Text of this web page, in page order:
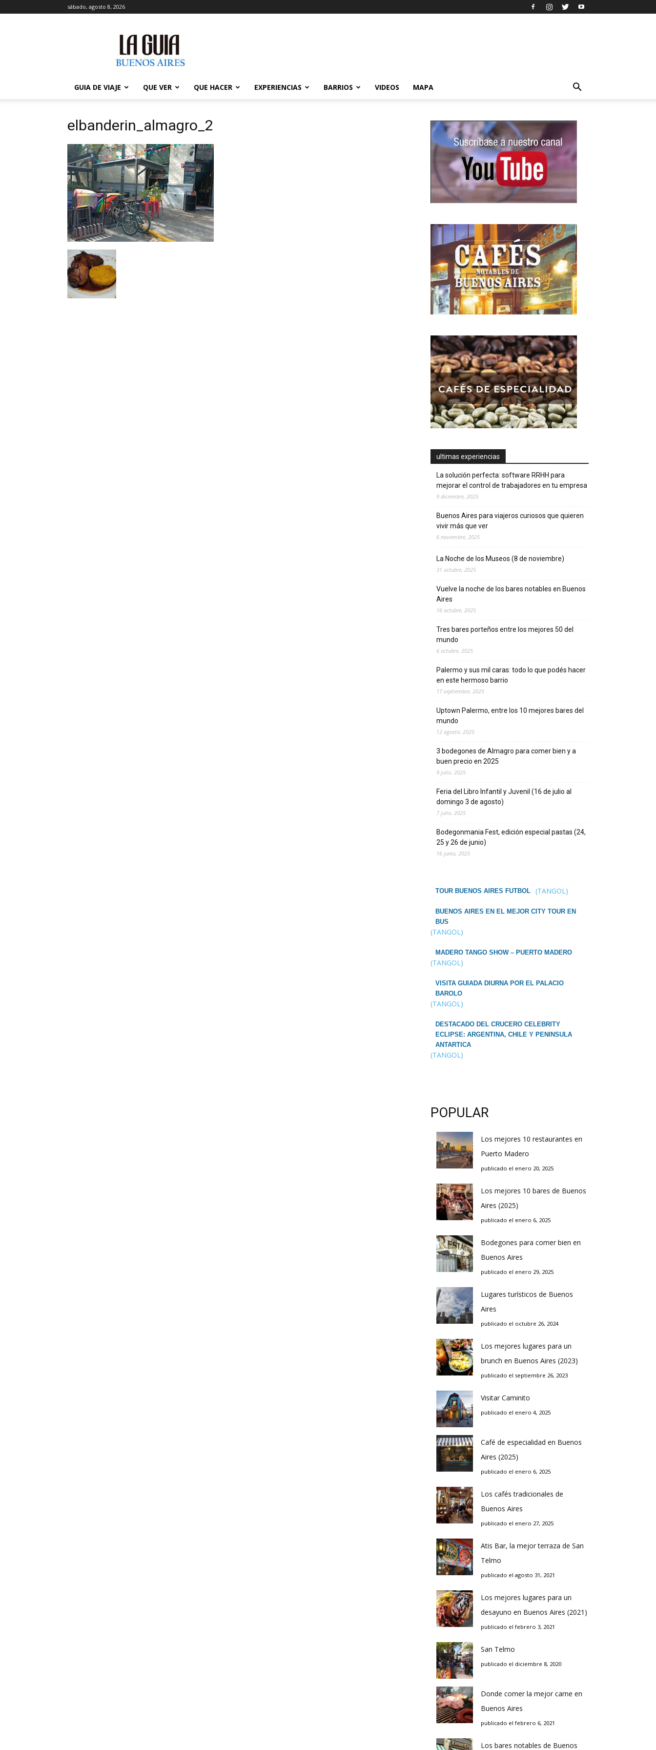
sábado, agosto 8, 2026
Guía
de
Buenos
GUIA DE VIAJE
QUE VER QUE HACER EXPERIENCIAS BARRIOS VIDEOS MAPA
elbanderin_almagro_2
ultimas experiencias
La solución perfecta: software RRHH para
mejorar el control de trabajadores en tu empresa
9 diciembre, 2025
Buenos Aires para viajeros curiosos que quieren
vivir más que ver
6 noviembre, 2025
La Noche de los Museos (8 de noviembre)
31 octubre, 2025
Vuelve la noche de los bares notables en Buenos
Aires
16 octubre, 2025
Tres bares porteños entre los mejores 50 del
mundo
6 octubre, 2025
Palermo y sus mil caras: todo lo que podés hacer
en este hermoso barrio
17 septiembre, 2025
Uptown Palermo, entre los 10 mejores bares del
mundo
12 agosto, 2025
3 bodegones de Almagro para comer bien y a
buen precio en 2025
9 julio, 2025
Feria del Libro Infantil y Juvenil (16 de julio al
domingo 3 de agosto)
7 julio, 2025
Bodegonmania Fest, edición especial pastas (24,
25 y 26 de junio)
16 junio, 2025
TOUR BUENOS AIRES FUTBOL (TANGOL)
BUENOS AIRES EN EL MEJOR CITY TOUR EN
BUS
(TANGOL)
MADERO TANGO SHOW – PUERTO MADERO
(TANGOL)
VISITA GUIADA DIURNA POR EL PALACIO
BAROLO
(TANGOL)
DESTACADO DEL CRUCERO CELEBRITY
ECLIPSE: ARGENTINA, CHILE Y PENINSULA
ANTARTICA
(TANGOL)
POPULAR
Los mejores 10 restaurantes en
Puerto Madero
publicado el enero 20, 2025
Los mejores 10 bares de Buenos
Aires (2025)
publicado el enero 6, 2025
Bodegones para comer bien en
Buenos Aires
publicado el enero 29, 2025
Lugares turísticos de Buenos
Aires
publicado el octubre 26, 2024
Los mejores lugares para un
brunch en Buenos Aires (2023)
publicado el septiembre 26, 2023
Visitar Caminito
publicado el enero 4, 2025
Café de especialidad en Buenos
Aires (2025)
publicado el enero 6, 2025
Los cafés tradicionales de
Buenos Aires
publicado el enero 27, 2025
Atis Bar, la mejor terraza de San
Telmo
publicado el agosto 31, 2021
Los mejores lugares para un
desayuno en Buenos Aires (2021)
publicado el febrero 3, 2021
San Telmo
publicado el diciembre 8, 2020
Donde comer la mejor carne en
Buenos Aires
publicado el febrero 6, 2021
Los bares notables de Buenos